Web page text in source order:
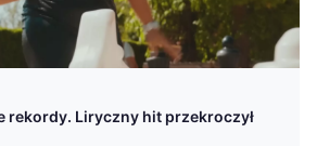
rekordy. Liryczny hit przekroczył